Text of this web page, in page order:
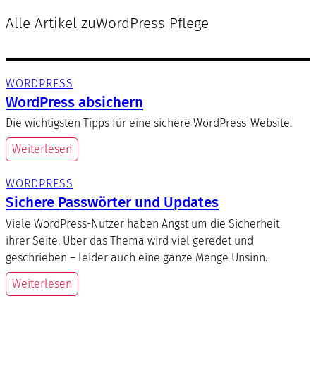
Alle Artikel zuWordPress Pflege
WORDPRESS
WordPress absichern
Die wichtigsten Tipps für eine sichere WordPress-Website.
Weiterlesen
WORDPRESS
Sichere Passwörter und Updates
Viele WordPress-Nutzer haben Angst um die Sicherheit
ihrer Seite. Über das Thema wird viel geredet und
geschrieben – leider auch eine ganze Menge Unsinn.
Weiterlesen